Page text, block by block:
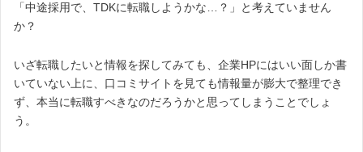
「中途採用で、TDKに転職しようかな…？」と考えていません
か？
いざ転職したいと情報を探してみても、企業HPにはいい面しか書
いていない上に、口コミサイトを見ても情報量が膨大で整理でき
ず、本当に転職すべきなのだろうかと思ってしまうことでしょ
う。